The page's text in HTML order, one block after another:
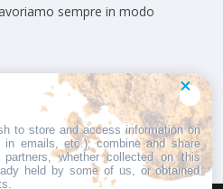
sempre in modo
to store and access information on
emails, etc.), combine and share
whether collected on this
held by some of us, or obtained